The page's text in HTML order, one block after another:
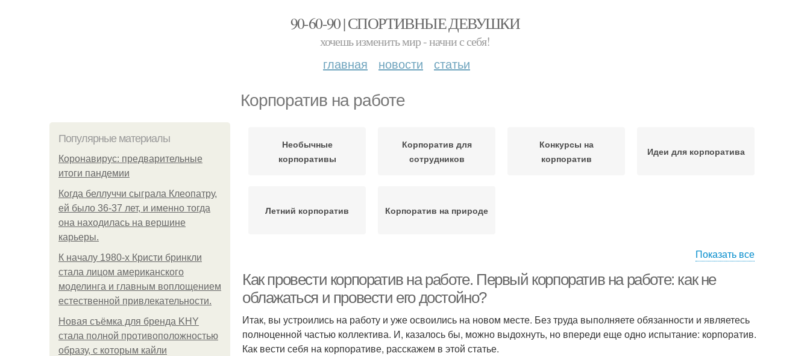
90-60-90 | СПОРТИВНЫЕ ДЕВУШКИ
хочешь изменить мир - начни с себя!
главная новости статьи
Корпоратив на работе
Популярные материалы
Коронавирус: предварительные
итоги пандемии
Когда беллуччи сыграла Клеопатру,
ей было 36-37 лет, и именно тогда
она находилась на вершине
карьеры.
К началу 1980-х Кристи бринкли
стала лицом американского
моделинга и главным воплощением
естественной привлекательности.
Новая съёмка для бренда KHY
стала полной противоположностью
образу, с которым кайли
Необычные
корпоративы
Корпоратив для
сотрудников
Конкурсы на
корпоратив
Идеи для корпоратива
Летний корпоратив Корпоратив на природе
Показать все
Как провести корпоратив на работе. Первый корпоратив на работе: как не
облажаться и провести его достойно?
Итак, вы устроились на работу и уже освоились на новом месте. Без труда выполняете обязанности и являетесь
полноценной частью коллектива. И, казалось бы, можно выдохнуть, но впереди еще одно испытание: корпоратив.
Как вести себя на корпоративе, расскажем в этой статье.